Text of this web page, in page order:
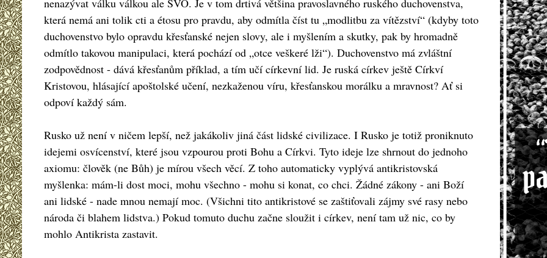
která nemá ani tolik cti a étosu pro pravdu, aby odmítla číst tu „modlitbu za vítězství“ (kdyby toto
duchovenstvo bylo opravdu křesťanské nejen slovy, ale i myšlením a skutky, pak by hromadně
odmítlo takovou manipulaci, která pochází od „otce veškeré lži“). Duchovenstvo má zvláštní
zodpovědnost - dává křesťanům příklad, a tím učí církevní lid. Je ruská církev ještě Církví
Kristovou, hlásající apoštolské učení, nezkaženou víru, křesťanskou morálku a mravnost? Ať si
odpoví každý sám.
Rusko už není v ničem lepší, než jakákoliv jiná část lidské civilizace. I Rusko je totiž proniknuto
idejemi osvícenství, které jsou vzpourou proti Bohu a Církvi. Tyto ideje lze shrnout do jednoho
axiomu: člověk (ne Bůh) je mírou všech věcí. Z toho automaticky vyplývá antikristovská
myšlenka: mám-li dost moci, mohu všechno - mohu si konat, co chci. Žádné zákony - ani Boží
ani lidské - nade mnou nemají moc. (Všichni tito antikristové se zaštiťovali zájmy své rasy nebo
národa či blahem lidstva.) Pokud tomuto duchu začne sloužit i církev, není tam už nic, co by
mohlo Antikrista zastavit.